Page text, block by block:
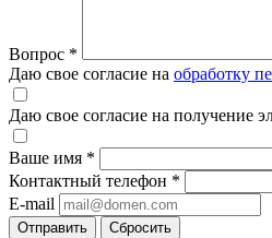
Вопрос *
Даю свое согласие на обработку
Даю свое согласие на получение
Ваше имя *
Контактный телефон *
E-mail
Отправить Сбросить